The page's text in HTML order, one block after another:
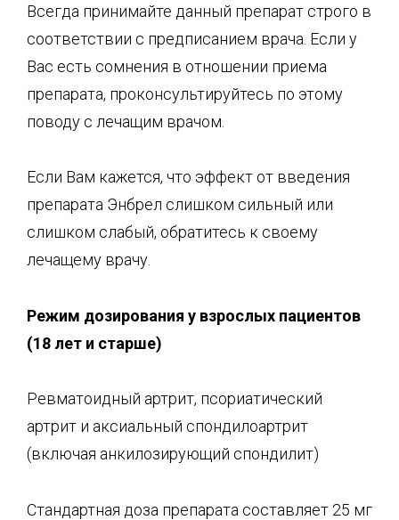
Всегда принимайте данный препарат строго в
соответствии с предписанием врача. Если у
Вас есть сомнения в отношении приема
препарата, проконсультируйтесь по этому
поводу с лечащим врачом.
Если Вам кажется, что эффект от введения
препарата Энбрел слишком сильный или
слишком слабый, обратитесь к своему
лечащему врачу.
Режим дозирования у взрослых пациентов
(18 лет и старше)
Ревматоидный артрит, псориатический
артрит и аксиальный спондилоартрит
(включая анкилозирующий спондилит)
Стандартная доза препарата составляет 25 мг